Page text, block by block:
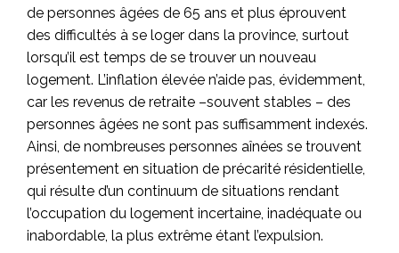
de personnes âgées de 65 ans et plus éprouvent
des difficultés à se loger dans la province, surtout
lorsqu’il est temps de se trouver un nouveau
logement. L’inflation élevée n’aide pas, évidemment,
car les revenus de retraite –souvent stables – des
personnes âgées ne sont pas suffisamment indexés.
Ainsi, de nombreuses personnes aînées se trouvent
présentement en situation de précarité résidentielle,
qui résulte d’un continuum de situations rendant
l’occupation du logement incertaine, inadéquate ou
inabordable, la plus extrême étant l’expulsion.